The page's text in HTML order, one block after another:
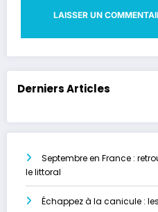
Derniers Articles
Septembre en France :
le littoral
Échappez à la canicule :